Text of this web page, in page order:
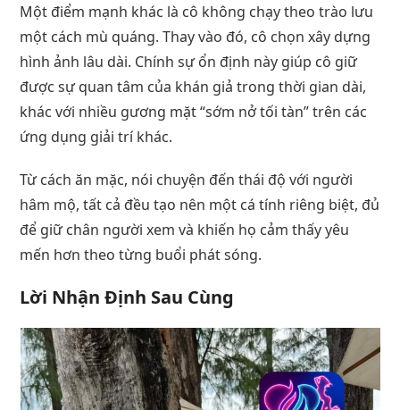
Một điểm mạnh khác là cô không chạy theo trào lưu
một cách mù quáng. Thay vào đó, cô chọn xây dựng
hình ảnh lâu dài. Chính sự ổn định này giúp cô giữ
được sự quan tâm của khán giả trong thời gian dài,
khác với nhiều gương mặt “sớm nở tối tàn” trên các
ứng dụng giải trí khác.
Từ cách ăn mặc, nói chuyện đến thái độ với người
hâm mộ, tất cả đều tạo nên một cá tính riêng biệt, đủ
để giữ chân người xem và khiến họ cảm thấy yêu
mến hơn theo từng buổi phát sóng.
Lời Nhận Định Sau Cùng